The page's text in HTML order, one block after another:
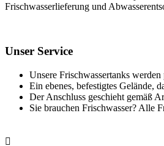
Frischwasserlieferung und
Unser Service
Unsere Frischwassertanks
Ein ebenes, befestigtes Gelände,
Der Anschluss geschieht gemäß
Sie brauchen Frischwasser? Alle
